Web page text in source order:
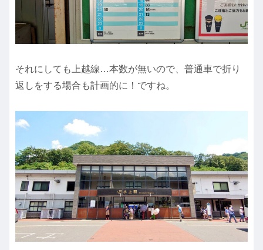
それにしても上越線…本数が無いので、普通車で折り
返しをする場合も計画的に！ですね。